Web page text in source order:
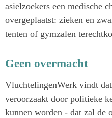
asielzoekers een medische
overgeplaatst: zieken en
tenten of gymzalen
Geen overmacht
VluchtelingenWerk vindt
veroorzaakt door politieke
kunnen worden - dat zal de